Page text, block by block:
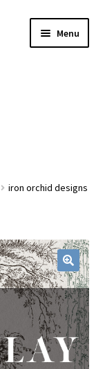
Menu
iron orchid designs